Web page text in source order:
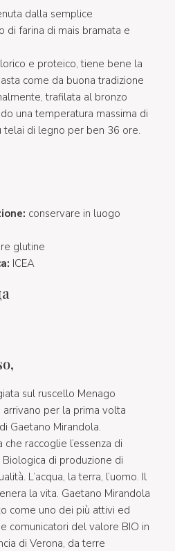
dalla semplice
di farina di mais bramata e
e proteico, tiene bene la
come da buona tradizione
trafilata al bronzo
una temperatura massima di
telai di legno per ben 36 ore.
conservare in luogo
glutine
ICEA
sul ruscello Menago
per la prima volta
Gaetano Mirandola.
raccoglie l’essenza di
di produzione di
L’acqua, la terra, l’uomo. Il
la vita. Gaetano Mirandola
come uno dei più attivi ed
comunicatori del valore BIO in
di Verona, da terre